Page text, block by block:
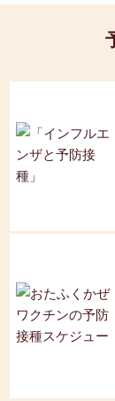
目されており、
た子どもを守り
など、気にな
2026年4月から
RSウイルスが赤
「今接種する？
副反応と安全性